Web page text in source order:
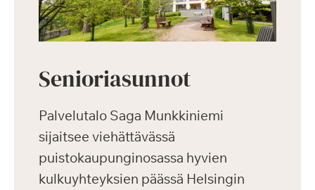
Senioriasunnot
Palvelutalo Saga Munkkiniemi
sijaitsee viehättävässä
puistokaupunginosassa hyvien
kulkuyhteyksien päässä Helsingin